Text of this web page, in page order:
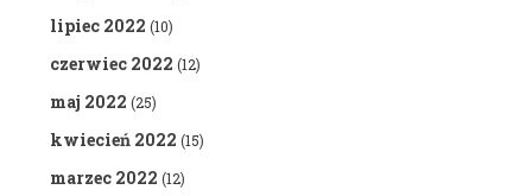
lipiec 2022 (10)
czerwiec 2022 (12)
maj 2022 (25)
kwiecień 2022 (15)
marzec 2022 (12)